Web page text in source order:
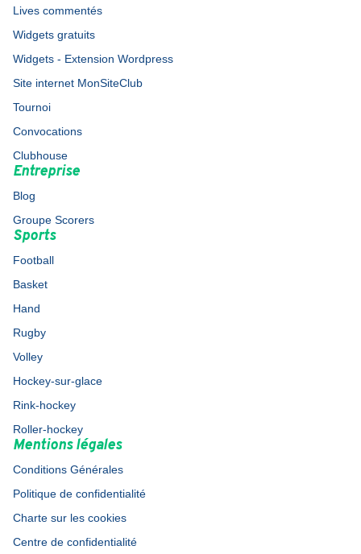
Lives commentés
Widgets gratuits
Widgets - Extension Wordpress
Site internet MonSiteClub
Tournoi
Convocations
Clubhouse
Entreprise
Blog
Groupe Scorers
Sports
Football
Basket
Hand
Rugby
Volley
Hockey-sur-glace
Rink-hockey
Roller-hockey
Mentions légales
Conditions Générales
Politique de confidentialité
Charte sur les cookies
Centre de confidentialité